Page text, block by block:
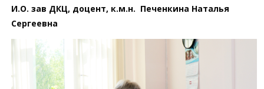
И.О. зав ДКЦ, доцент, к.м.н. Печенкина Наталья
Сергеевна